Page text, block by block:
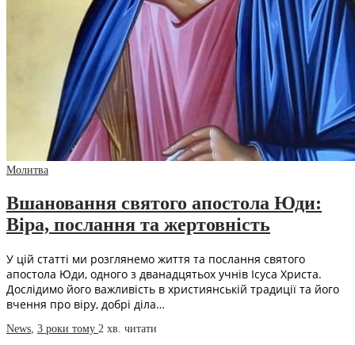
Молитва
Вшановання святого апостола Юди:
Віра, послання та жертовність
У цій статті ми розглянемо життя та послання святого
апостола Юди, одного з дванадцятьох учнів Ісуса Христа.
Дослідимо його важливість в християнській традиції та його
вчення про віру, добрі діла…
News 3 роки тому 2 хв. читати